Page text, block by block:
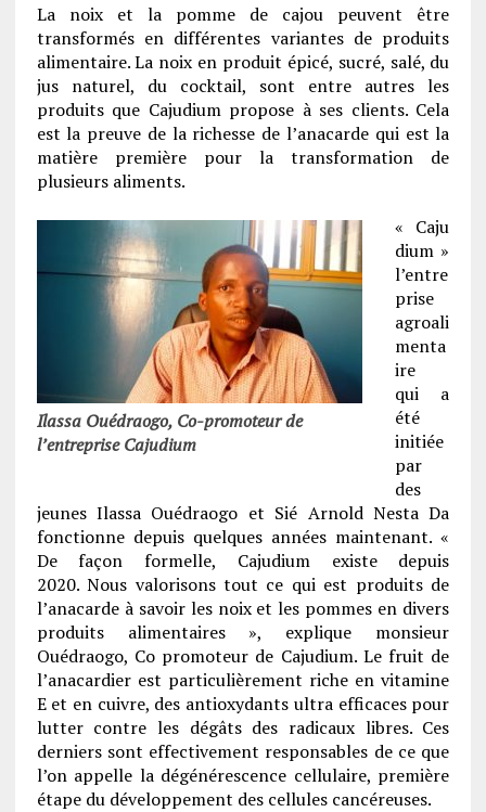
La noix et la pomme de cajou peuvent être
transformés en différentes variantes de produits
alimentaire. La noix en produit épicé, sucré, salé, du
jus naturel, du cocktail, sont entre autres les
produits que Cajudium propose à ses clients. Cela
est la preuve de la richesse de l’anacarde qui est la
matière première pour la transformation de
plusieurs aliments.
Ilassa Ouédraogo, Co-promoteur de
l’entreprise Cajudium
« Caju
dium »
l’entre
prise
agroali
menta
ire
qui a
été
initiée
par
des
jeunes Ilassa Ouédraogo et Sié Arnold Nesta Da
fonctionne depuis quelques années maintenant. «
De façon formelle, Cajudium existe depuis
2020. Nous valorisons tout ce qui est produits de
l’anacarde à savoir les noix et les pommes en divers
produits alimentaires », explique monsieur
Ouédraogo, Co promoteur de Cajudium. Le fruit de
l’anacardier est particulièrement riche en vitamine
E et en cuivre, des antioxydants ultra efficaces pour
lutter contre les dégâts des radicaux libres. Ces
derniers sont effectivement responsables de ce que
l’on appelle la dégénérescence cellulaire, première
étape du développement des cellules cancéreuses.